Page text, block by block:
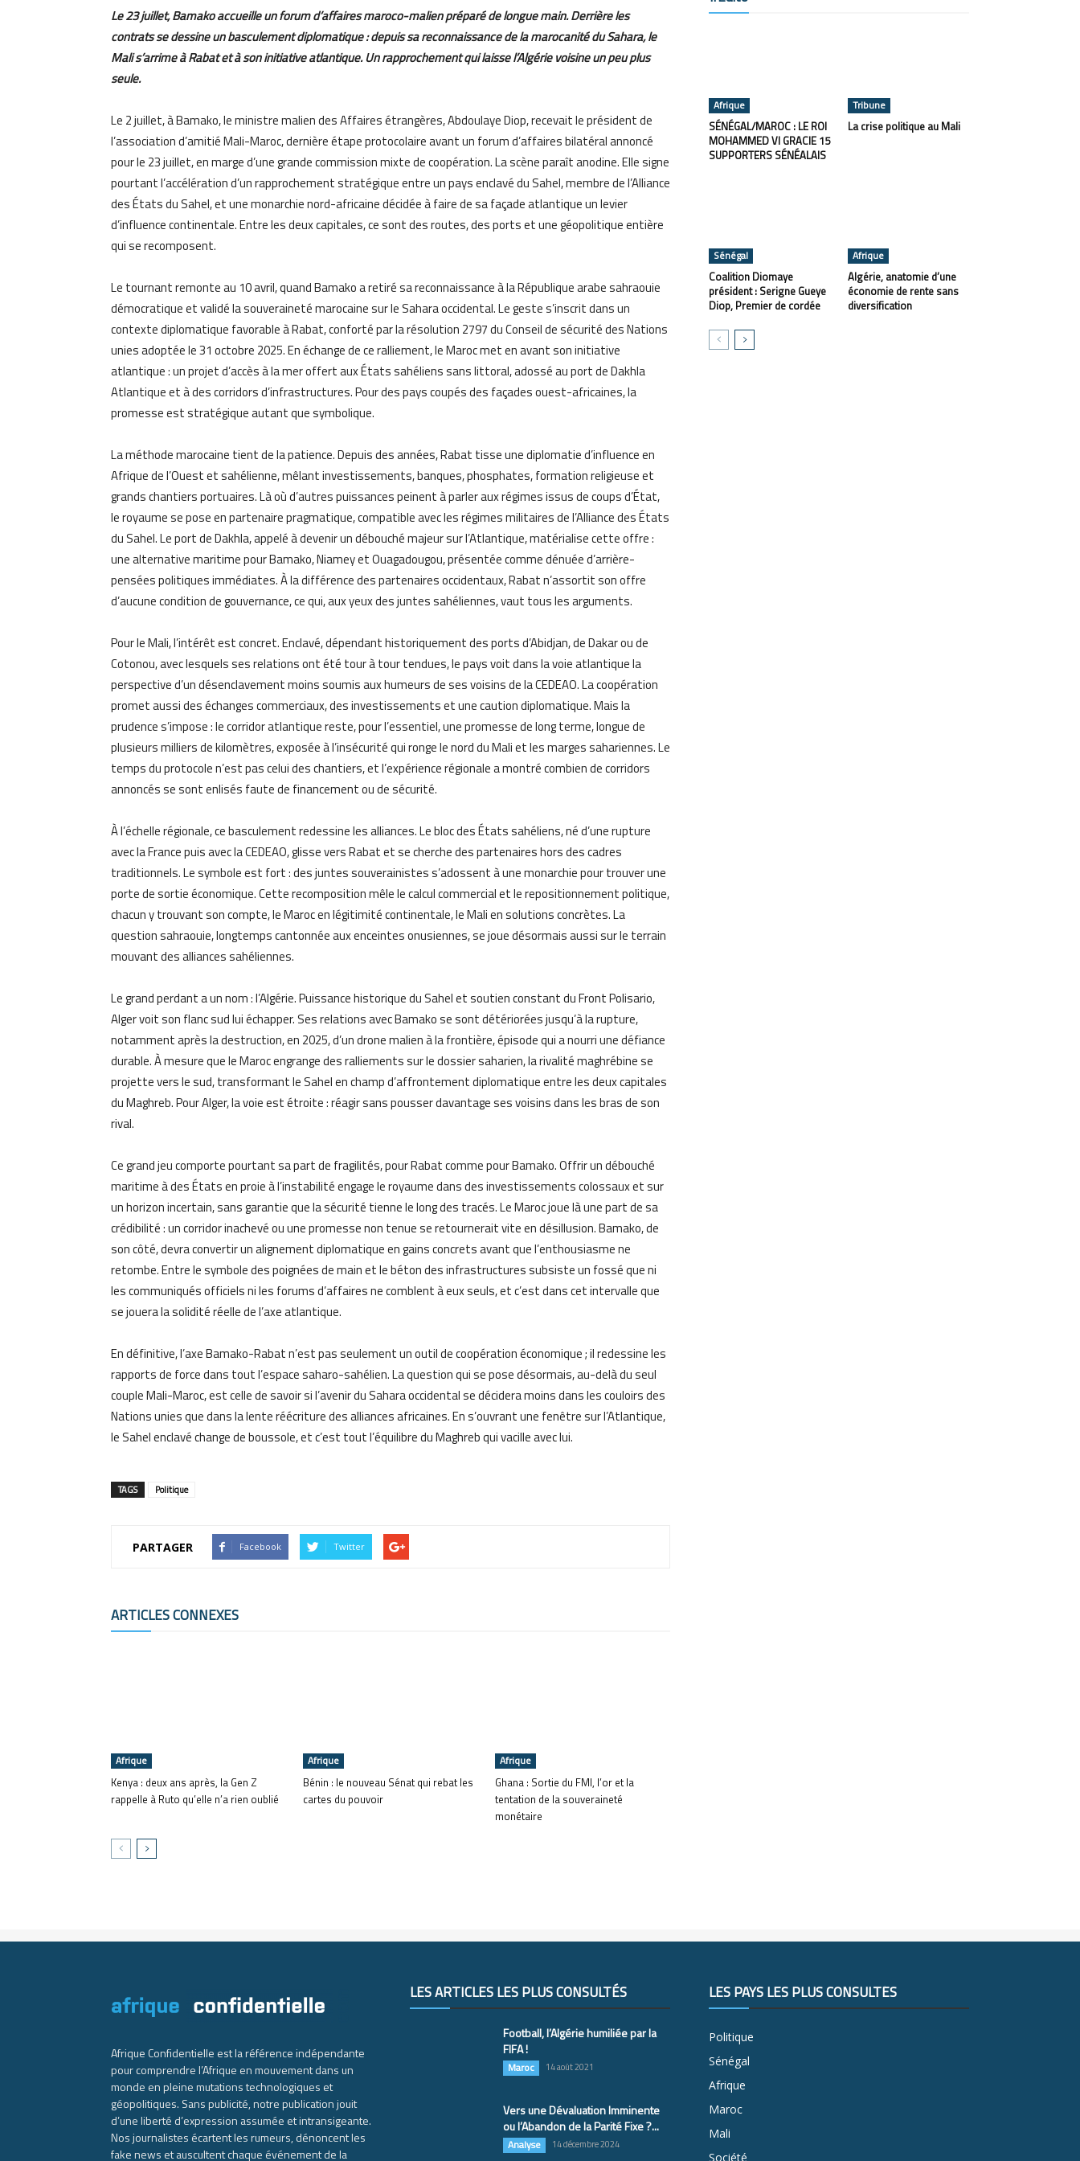
Le 23 juillet, Bamako accueille un forum d’affaires maroco-malien préparé de longue main. Derrière les
contrats se dessine un basculement diplomatique : depuis sa reconnaissance de la marocanité du Sahara, le
Mali s’arrime à Rabat et à son initiative atlantique. Un rapprochement qui laisse l’Algérie voisine un peu plus
seule.
Le 2 juillet, à Bamako, le ministre malien des Affaires étrangères, Abdoulaye Diop, recevait le président de
l’association d’amitié Mali-Maroc, dernière étape protocolaire avant un forum d’affaires bilatéral annoncé
pour le 23 juillet, en marge d’une grande commission mixte de coopération. La scène paraît anodine. Elle signe
pourtant l’accélération d’un rapprochement stratégique entre un pays enclavé du Sahel, membre de l’Alliance
des États du Sahel, et une monarchie nord-africaine décidée à faire de sa façade atlantique un levier
d’influence continentale. Entre les deux capitales, ce sont des routes, des ports et une géopolitique entière
qui se recomposent.
Le tournant remonte au 10 avril, quand Bamako a retiré sa reconnaissance à la République arabe sahraouie
démocratique et validé la souveraineté marocaine sur le Sahara occidental. Le geste s’inscrit dans un
contexte diplomatique favorable à Rabat, conforté par la résolution 2797 du Conseil de sécurité des Nations
unies adoptée le 31 octobre 2025. En échange de ce ralliement, le Maroc met en avant son initiative
atlantique : un projet d’accès à la mer offert aux États sahéliens sans littoral, adossé au port de Dakhla
Atlantique et à des corridors d’infrastructures. Pour des pays coupés des façades ouest-africaines, la
promesse est stratégique autant que symbolique.
La méthode marocaine tient de la patience. Depuis des années, Rabat tisse une diplomatie d’influence en
Afrique de l’Ouest et sahélienne, mêlant investissements, banques, phosphates, formation religieuse et
grands chantiers portuaires. Là où d’autres puissances peinent à parler aux régimes issus de coups d’État,
le royaume se pose en partenaire pragmatique, compatible avec les régimes militaires de l’Alliance des États
du Sahel. Le port de Dakhla, appelé à devenir un débouché majeur sur l’Atlantique, matérialise cette offre :
une alternative maritime pour Bamako, Niamey et Ouagadougou, présentée comme dénuée d’arrière-
pensées politiques immédiates. À la différence des partenaires occidentaux, Rabat n’assortit son offre
d’aucune condition de gouvernance, ce qui, aux yeux des juntes sahéliennes, vaut tous les arguments.
Pour le Mali, l’intérêt est concret. Enclavé, dépendant historiquement des ports d’Abidjan, de Dakar ou de
Cotonou, avec lesquels ses relations ont été tour à tour tendues, le pays voit dans la voie atlantique la
perspective d’un désenclavement moins soumis aux humeurs de ses voisins de la CEDEAO. La coopération
promet aussi des échanges commerciaux, des investissements et une caution diplomatique. Mais la
prudence s’impose : le corridor atlantique reste, pour l’essentiel, une promesse de long terme, longue de
plusieurs milliers de kilomètres, exposée à l’insécurité qui ronge le nord du Mali et les marges sahariennes. Le
temps du protocole n’est pas celui des chantiers, et l’expérience régionale a montré combien de corridors
annoncés se sont enlisés faute de financement ou de sécurité.
À l’échelle régionale, ce basculement redessine les alliances. Le bloc des États sahéliens, né d’une rupture
avec la France puis avec la CEDEAO, glisse vers Rabat et se cherche des partenaires hors des cadres
traditionnels. Le symbole est fort : des juntes souverainistes s’adossent à une monarchie pour trouver une
porte de sortie économique. Cette recomposition mêle le calcul commercial et le repositionnement politique,
chacun y trouvant son compte, le Maroc en légitimité continentale, le Mali en solutions concrètes. La
question sahraouie, longtemps cantonnée aux enceintes onusiennes, se joue désormais aussi sur le terrain
mouvant des alliances sahéliennes.
Le grand perdant a un nom : l’Algérie. Puissance historique du Sahel et soutien constant du Front Polisario,
Alger voit son flanc sud lui échapper. Ses relations avec Bamako se sont détériorées jusqu’à la rupture,
notamment après la destruction, en 2025, d’un drone malien à la frontière, épisode qui a nourri une défiance
durable. À mesure que le Maroc engrange des ralliements sur le dossier saharien, la rivalité maghrébine se
projette vers le sud, transformant le Sahel en champ d’affrontement diplomatique entre les deux capitales
du Maghreb. Pour Alger, la voie est étroite : réagir sans pousser davantage ses voisins dans les bras de son
rival.
Ce grand jeu comporte pourtant sa part de fragilités, pour Rabat comme pour Bamako. Offrir un débouché
maritime à des États en proie à l’instabilité engage le royaume dans des investissements colossaux et sur
un horizon incertain, sans garantie que la sécurité tienne le long des tracés. Le Maroc joue là une part de sa
crédibilité : un corridor inachevé ou une promesse non tenue se retournerait vite en désillusion. Bamako, de
son côté, devra convertir un alignement diplomatique en gains concrets avant que l’enthousiasme ne
retombe. Entre le symbole des poignées de main et le béton des infrastructures subsiste un fossé que ni
les communiqués officiels ni les forums d’affaires ne comblent à eux seuls, et c’est dans cet intervalle que
se jouera la solidité réelle de l’axe atlantique.
En définitive, l’axe Bamako-Rabat n’est pas seulement un outil de coopération économique ; il redessine les
rapports de force dans tout l’espace saharo-sahélien. La question qui se pose désormais, au-delà du seul
couple Mali-Maroc, est celle de savoir si l’avenir du Sahara occidental se décidera moins dans les couloirs des
Nations unies que dans la lente réécriture des alliances africaines. En s’ouvrant une fenêtre sur l’Atlantique,
le Sahel enclavé change de boussole, et c’est tout l’équilibre du Maghreb qui vacille avec lui.
TAGS Politique
PARTAGER Facebook Twitter
ARTICLES CONNEXES
Afrique
Kenya : deux ans après, la Gen Z
rappelle à Ruto qu’elle n’a rien oublié
Afrique
Bénin : le nouveau Sénat qui rebat les
cartes du pouvoir
Afrique
Ghana : Sortie du FMI, l’or et la
tentation de la souveraineté
monétaire
Afrique
SÉNÉGAL/MAROC : LE ROI
MOHAMMED VI GRACIE 15
SUPPORTERS SÉNÉALAIS
Tribune
La crise politique au Mali
Sénégal
Coalition Diomaye
président : Serigne Gueye
Diop, Premier de cordée
Afrique
Algérie, anatomie d’une
économie de rente sans
diversification
Afrique Confidentielle est la référence indépendante
pour comprendre l’Afrique en mouvement dans un
monde en pleine mutations technologiques et
géopolitiques. Sans publicité, notre publication jouit
d’une liberté d’expression assumée et intransigeante.
Nos journalistes écartent les rumeurs, dénoncent les
fake news et auscultent chaque événement de la
LES ARTICLES LES PLUS CONSULTÉS
Football, l’Algérie humiliée par la
FIFA !
Maroc 14 août 2021
Vers une Dévaluation Imminente
ou l’Abandon de la Parité Fixe ?...
Analyse 14 décembre 2024
LES PAYS LES PLUS CONSULTÉS
Politique
Sénégal
Afrique
Maroc
Mali
Société